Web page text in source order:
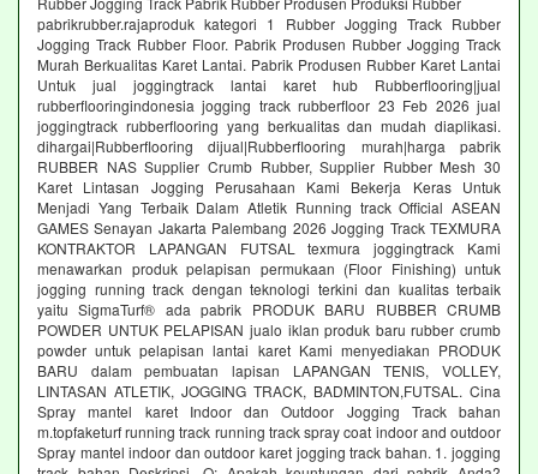
pabrikrubber.rajaproduk kategori 1 Rubber Jogging Track Rubber
Jogging Track Rubber Floor. Pabrik Produsen Rubber Jogging Track
Murah Berkualitas Karet Lantai. Pabrik Produsen Rubber Karet Lantai
Untuk jual joggingtrack lantai karet hub Rubberflooring|jual
rubberflooringindonesia jogging track rubberfloor 23 Feb 2026 jual
joggingtrack rubberflooring yang berkualitas dan mudah diaplikasi.
dihargai|Rubberflooring dijual|Rubberflooring murah|harga pabrik
RUBBER NAS Supplier Crumb Rubber, Supplier Rubber Mesh 30
Karet Lintasan Jogging Perusahaan Kami Bekerja Keras Untuk
Menjadi Yang Terbaik Dalam Atletik Running track Official ASEAN
GAMES Senayan Jakarta Palembang 2026 Jogging Track TEXMURA
KONTRAKTOR LAPANGAN FUTSAL texmura joggingtrack Kami
menawarkan produk pelapisan permukaan (Floor Finishing) untuk
jogging running track dengan teknologi terkini dan kualitas terbaik
yaitu SigmaTurf® ada pabrik PRODUK BARU RUBBER CRUMB
POWDER UNTUK PELAPISAN jualo iklan produk baru rubber crumb
powder untuk pelapisan lantai karet Kami menyediakan PRODUK
BARU dalam pembuatan lapisan LAPANGAN TENIS, VOLLEY,
LINTASAN ATLETIK, JOGGING TRACK, BADMINTON,FUTSAL. Cina
Spray mantel karet Indoor dan Outdoor Jogging Track bahan
m.topfaketurf running track running track spray coat indoor and outdoor
Spray mantel indoor dan outdoor karet jogging track bahan. 1. jogging